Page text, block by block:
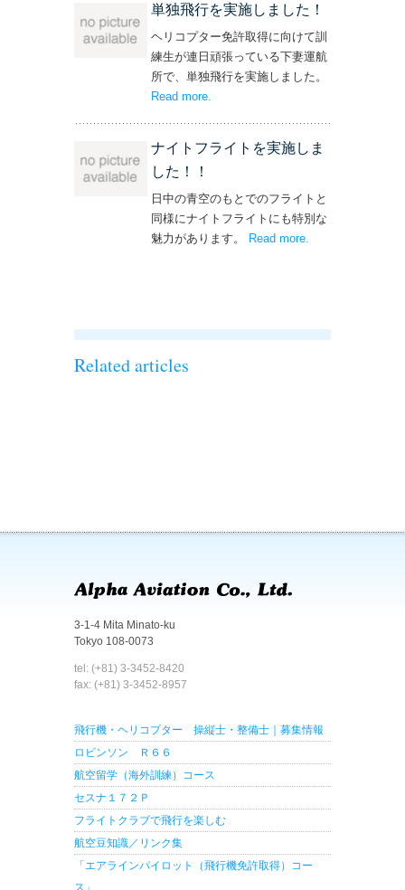
単独飛行を実施しました！
ヘリコプター免許取得に向けて訓
練生が連日頑張っている下妻運航
所で、単独飛行を実施しました。
Read more
ナイトフライトを実施しま
した！！
日中の青空のもとでのフライトと
同様にナイトフライトにも特別な
魅力があります。
Read more
Related articles
3-1-4 Mita Minato-ku
Tokyo 108-0073
tel: (+81) 3-3452-8420
fax: (+81) 3-3452-8957
飛行機・ヘリコプター 操縦士・整備士｜募集情報
ロビンソン Ｒ６６
航空留学（海外訓練）コース
セスナ１７２Ｐ
フライトクラブで飛行を楽しむ
航空豆知識／リンク集
「エアラインパイロット（飛行機免許取得）コー
ス」